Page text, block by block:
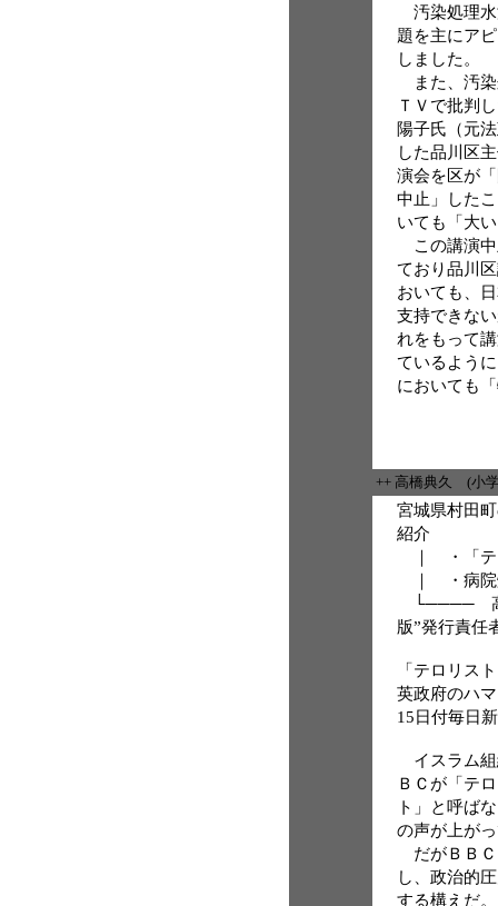
汚染処理水
題を主にア
しました。
また、汚染
ＴＶで批判
陽子氏（元
した品川区
演会を区が
中止」した
いても「大
この講演中
ており品川
おいても、
支持できな
れをもって
ているよう
においても
++ 高橋典久 (小
宮城県村田
紹介
｜ ・「テ
｜ ・病院
└──── 高
版”発行責任
「テロリス
英政府のハ
15日付毎日
イスラム組
ＢＣが「テ
ト」と呼ば
の声が上が
だがＢＢＣ
し、政治的
する構えだ。